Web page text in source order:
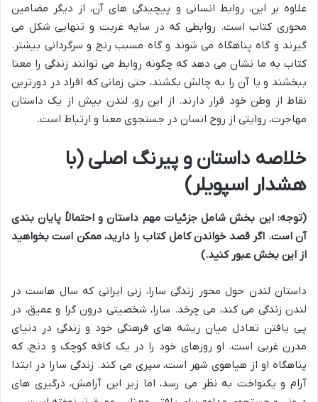
علاوه بر این، روابط انسانی و پیچیدگی های آن، از دیگر مضامین
محوری کتاب است. روابطی که در سایه غربت و تنهایی شکل می
گیرند و گاه پناهگاه می شوند و گاه مسبب رنج و سرگردانی بیشتر.
کتاب به ما نشان می دهد که چگونه روابط می توانند زندگی را معنا
ببخشند و یا آن را به چالش بکشند، حتی زمانی که افراد در دورترین
نقاط از وطن خود قرار دارند. از این رو، لندن بیش از یک داستان
مهاجرت، روایتی از روح انسان در جستجوی معنا و ارتباط است.
خلاصه داستان و پیرنگ اصلی (با
هشدار اسپویلر)
(توجه: این بخش شامل جزئیات مهم داستان و احتمالاً پایان بندی
آن است. اگر قصد خواندن کامل کتاب را دارید، ممکن است بخواهید
از این بخش عبور کنید.)
داستان لندن حول محور زندگی سارا، زنی ایرانی که سال هاست در
لندن زندگی می کند، می چرخد. سارا، شخصیتی درون گرا و عمیق، در
پی یافتن تعادل میان ریشه های فرهنگی خود و زندگی در دنیای
مدرن غربی است. او روزهای خود را در یک کافه کوچک و دنج، که
پناهگاه او از هیاهوی شهر است، سپری می کند. زندگی سارا در ابتدا
آرام و یکنواخت به نظر می رسد، اما زیر این آرامش، درگیری های